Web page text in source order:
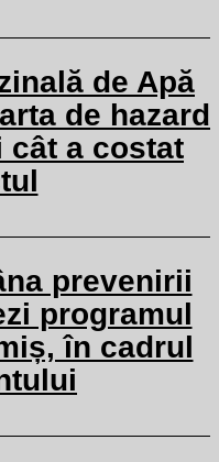
de Apă
de hazard
cât a costat
prevenirii
programul
în cadrul